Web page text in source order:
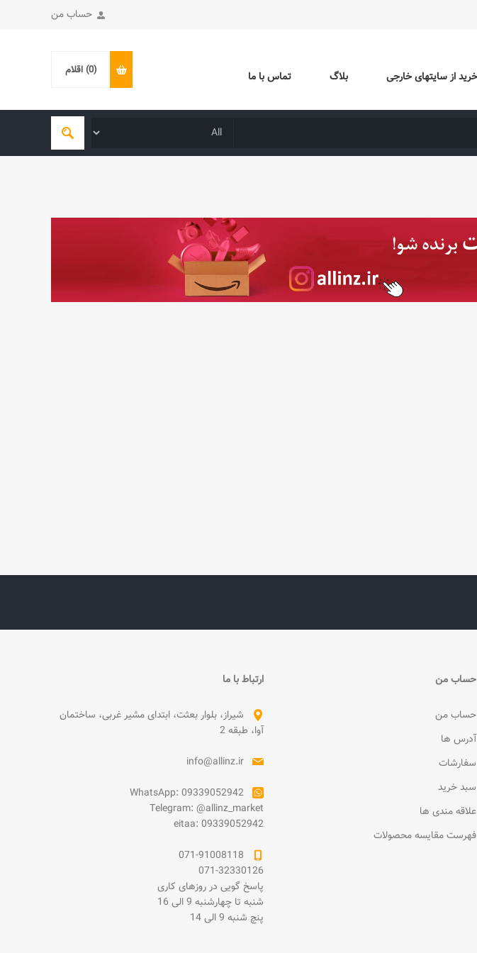
حساب من
بلاگ تماس با ما (0) اقلام
حساب من
حساب من
آدرس ها
سفارشات
سبد خرید
علاقه مندی ها
فهرست مقایسه محصولات
ارتباط با ما
شیراز، بلوار بعثت، ابتدای مشیر غربی، ساختمان
آوا، طبقه 2
info@allinz.ir
WhatsApp: 09339052942
Telegram: @allinz_market
eitaa: 09339052942
071-91008118
071-32330126
پاسخ گویی در روزهای کاری
شنبه تا چهارشنبه 9 الی 16
پنچ شنبه 9 الی 14